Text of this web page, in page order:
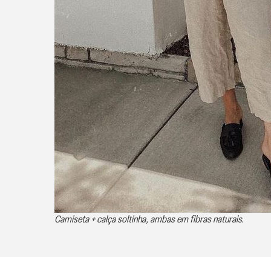
Camiseta + calça soltinha, ambas em fibras naturais.